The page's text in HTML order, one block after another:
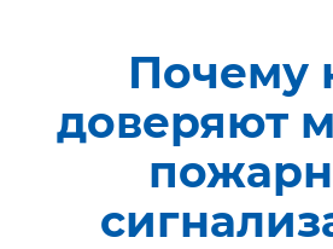
Почему
доверяют